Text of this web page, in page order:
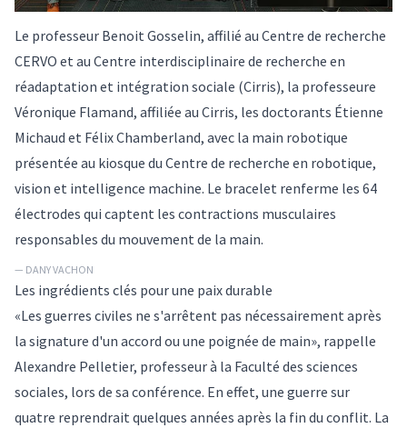
Le professeur Benoit Gosselin, affilié au Centre de recherche
CERVO et au Centre interdisciplinaire de recherche en
réadaptation et intégration sociale (Cirris), la professeure
Véronique Flamand, affiliée au Cirris, les doctorants Étienne
Michaud et Félix Chamberland, avec la main robotique
présentée au kiosque du Centre de recherche en robotique,
vision et intelligence machine. Le bracelet renferme les 64
électrodes qui captent les contractions musculaires
responsables du mouvement de la main.
— DANY VACHON
Les ingrédients clés pour une paix durable
«Les guerres civiles ne s'arrêtent pas nécessairement après
la signature d'un accord ou une poignée de main», rappelle
Alexandre Pelletier, professeur à la Faculté des sciences
sociales, lors de sa conférence. En effet, une guerre sur
quatre reprendrait quelques années après la fin du conflit. La